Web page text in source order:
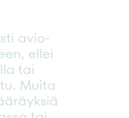
avio-
ellei
tai
Muita